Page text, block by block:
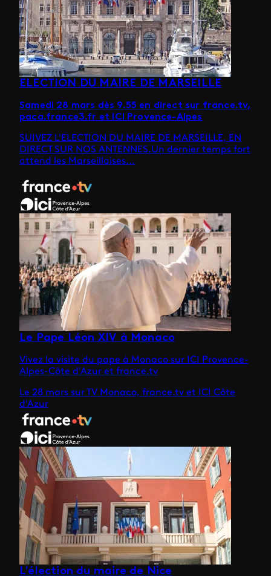
ELECTION DU MAIRE DE MARSEILLE
Samedi 28 mars dès 9.55 en direct sur france.tv,
paca.france3.fr et ICI Provence-Alpes
SUIVEZ L'ELECTION DU MAIRE DE MARSEILLE, EN
DIRECT SUR NOS ANTENNES.Un dernier temps fort
attend les Marseillaises...
Le Pape Léon XIV à Monaco
Vivez la visite du pape à Monaco sur ICI Provence-
Alpes-Côte d'Azur et france.tv
Le 28 mars sur TV Monaco, france.tv et ICI Côte
d'Azur
L'élection du maire de Nice